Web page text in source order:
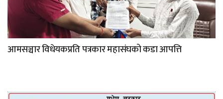
आमसञ्चार विधेयकप्रति पत्रकार महासंघको कडा आपत्ति